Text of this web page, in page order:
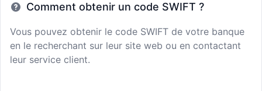
Comment obtenir un code SWIFT ?
Vous pouvez obtenir le code SWIFT de votre banque
en le recherchant sur leur site web ou en contactant
leur service client.